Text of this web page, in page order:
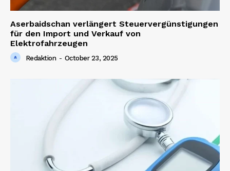
Aserbaidschan verlängert Steuervergünstigungen
für den Import und Verkauf von
Elektrofahrzeugen
Redaktion - October 23, 2025